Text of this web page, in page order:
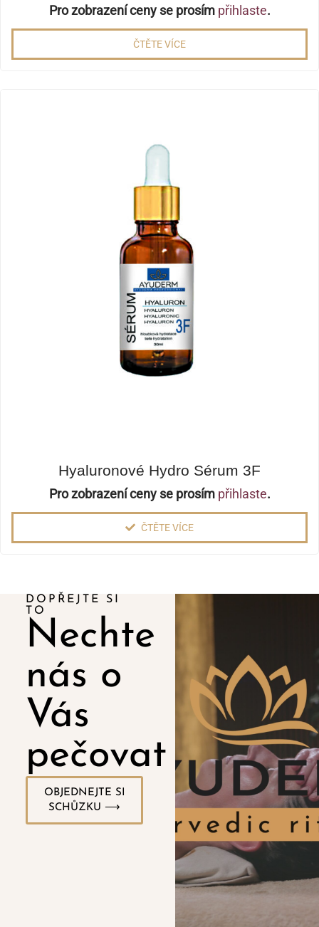
Pro zobrazení ceny se prosím přihlaste.
ČTĚTE VÍCE
Hyaluronové Hydro Sérum 3F
Pro zobrazení ceny se prosím přihlaste.
ČTĚTE VÍCE
DOPŘEJTE SI
TO
Nechte
nás o
Vás
pečovat
OBJEDNEJTE SI
SCHŮZKU ⟶